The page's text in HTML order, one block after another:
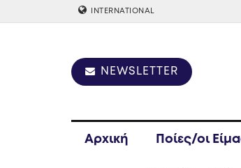
INTERNATIONAL
NEWSLETTER
Αρχική Ποίες/οι